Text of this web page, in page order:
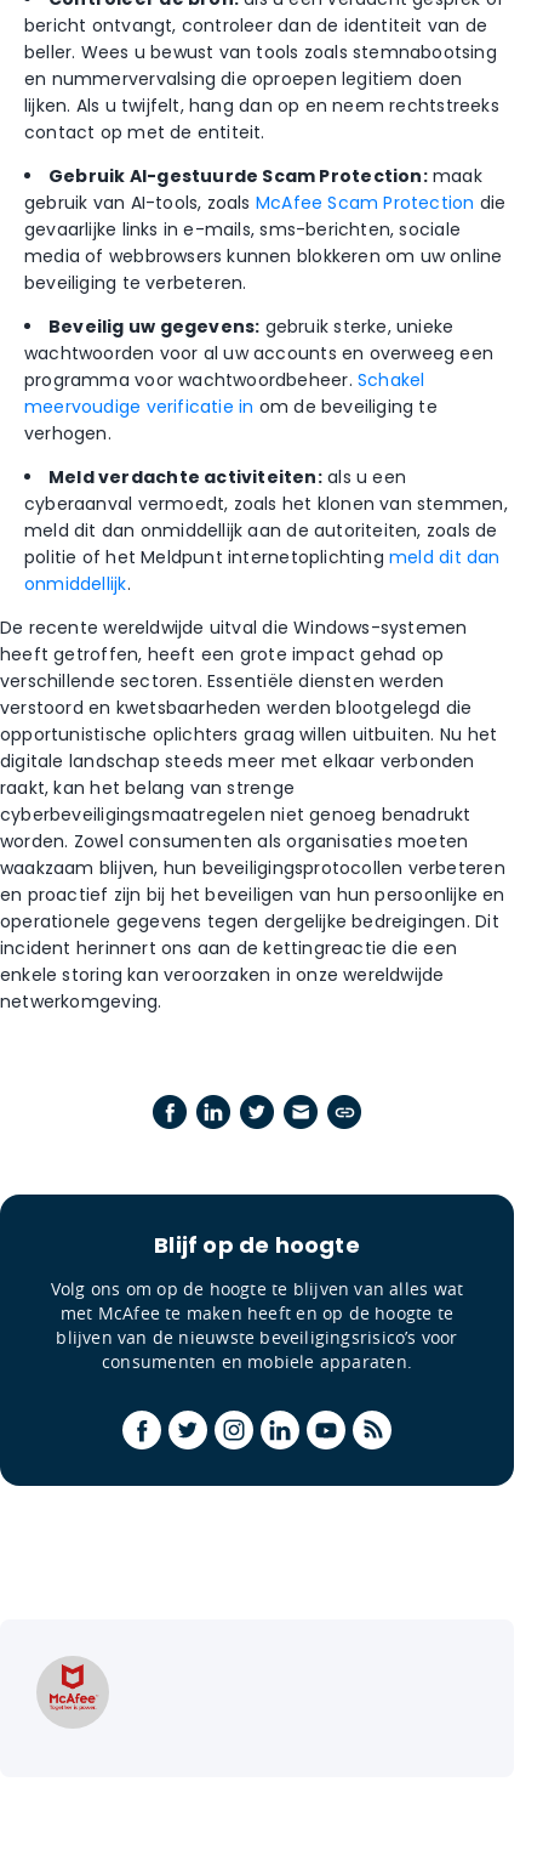
bericht ontvangt, controleer dan de identiteit van de
beller. Wees u bewust van tools zoals stemnabootsing
en nummervervalsing die oproepen legitiem doen
lijken. Als u twijfelt, hang dan op en neem rechtstreeks
contact op met de entiteit.
Gebruik AI-gestuurde Scam Protection:maak
gebruik van AI-tools, zoals McAfee Scam Protection die
gevaarlijke links in e-mails, sms-berichten, sociale
media of webbrowsers kunnen blokkeren om uw online
beveiliging te verbeteren.
Beveilig uw gegevens: gebruik sterke, unieke
wachtwoorden voor al uw accounts en overweeg een
programma voor wachtwoordbeheer. Schakel
meervoudige verificatie in om de beveiliging te
verhogen.
Meld verdachte activiteiten:als u een
cyberaanval vermoedt, zoals het klonen van stemmen,
meld dit dan onmiddellijk aan de autoriteiten, zoals de
politie of het Meldpunt internetoplichtingmeld dit dan
onmiddellijk.
De recente wereldwijde uitval die Windows-systemen
heeft getroffen, heeft een grote impact gehad op
verschillende sectoren. Essentiële diensten werden
verstoord en kwetsbaarheden werden blootgelegd die
opportunistische oplichters graag willen uitbuiten. Nu het
digitale landschap steeds meer met elkaar verbonden
raakt, kan het belang van strenge
cyberbeveiligingsmaatregelen niet genoeg benadrukt
worden. Zowel consumenten als organisaties moeten
waakzaam blijven, hun beveiligingsprotocollen verbeteren
en proactief zijn bij het beveiligen van hun persoonlijke en
operationele gegevens tegen dergelijke bedreigingen. Dit
incident herinnert ons aan de kettingreactie die een
enkele storing kan veroorzaken in onze wereldwijde
netwerkomgeving.
Blijf op de hoogte
Volg ons om op de hoogte te blijven van alles wat
met McAfee te maken heeft en op de hoogte te
blijven van de nieuwste beveiligingsrisico’s voor
consumenten en mobiele apparaten.